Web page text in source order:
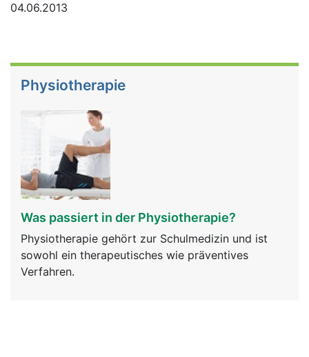
04.06.2013
Physiotherapie
Was passiert in der Physiotherapie?
Physiotherapie gehört zur Schulmedizin und ist
sowohl ein therapeutisches wie präventives
Verfahren.